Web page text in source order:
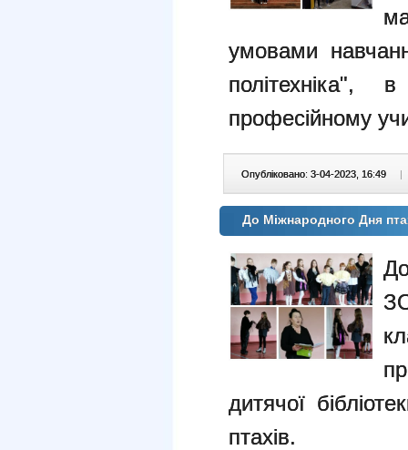
умовами
професійному
Опубліковано: 3-04-2023, 16:49 |
До Міжнародного Дня
дитячої
птахів.